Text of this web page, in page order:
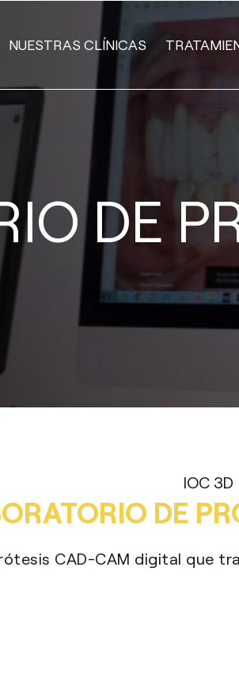
NUESTRAS CLÍNICAS
DE
IOC 3D
DE
CAD-CAM digital que